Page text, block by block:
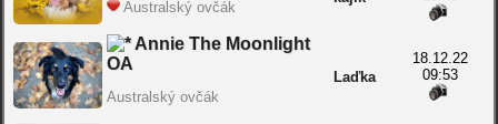
Australský ovčák
Annie The Moonlight
OA
Australský ovčák
Laďka
18.12.22
09:53